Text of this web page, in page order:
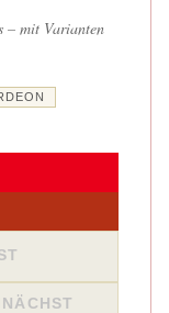
– mit Varianten